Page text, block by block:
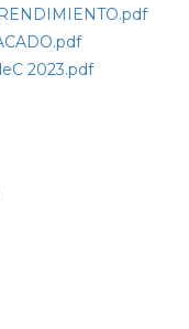
2023.pdf